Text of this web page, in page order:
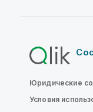
Юридические
Условия